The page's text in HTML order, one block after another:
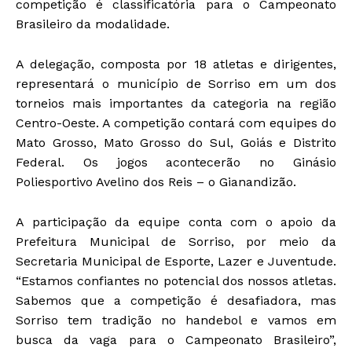
competição é classificatória para o Campeonato
Brasileiro da modalidade.
A delegação, composta por 18 atletas e dirigentes,
representará o município de Sorriso em um dos
torneios mais importantes da categoria na região
Centro-Oeste. A competição contará com equipes do
Mato Grosso, Mato Grosso do Sul, Goiás e Distrito
Federal. Os jogos acontecerão no Ginásio
Poliesportivo Avelino dos Reis – o Gianandizão.
A participação da equipe conta com o apoio da
Prefeitura Municipal de Sorriso, por meio da
Secretaria Municipal de Esporte, Lazer e Juventude.
“Estamos confiantes no potencial dos nossos atletas.
Sabemos que a competição é desafiadora, mas
Sorriso tem tradição no handebol e vamos em
busca da vaga para o Campeonato Brasileiro”,